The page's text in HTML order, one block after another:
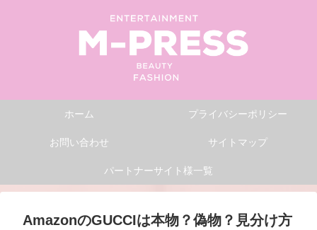
ホーム プライバシーポリシー
お問い合わせ サイトマップ
パートナーサイト様一覧
AmazonのGUCCIは本物？偽物？見分け方